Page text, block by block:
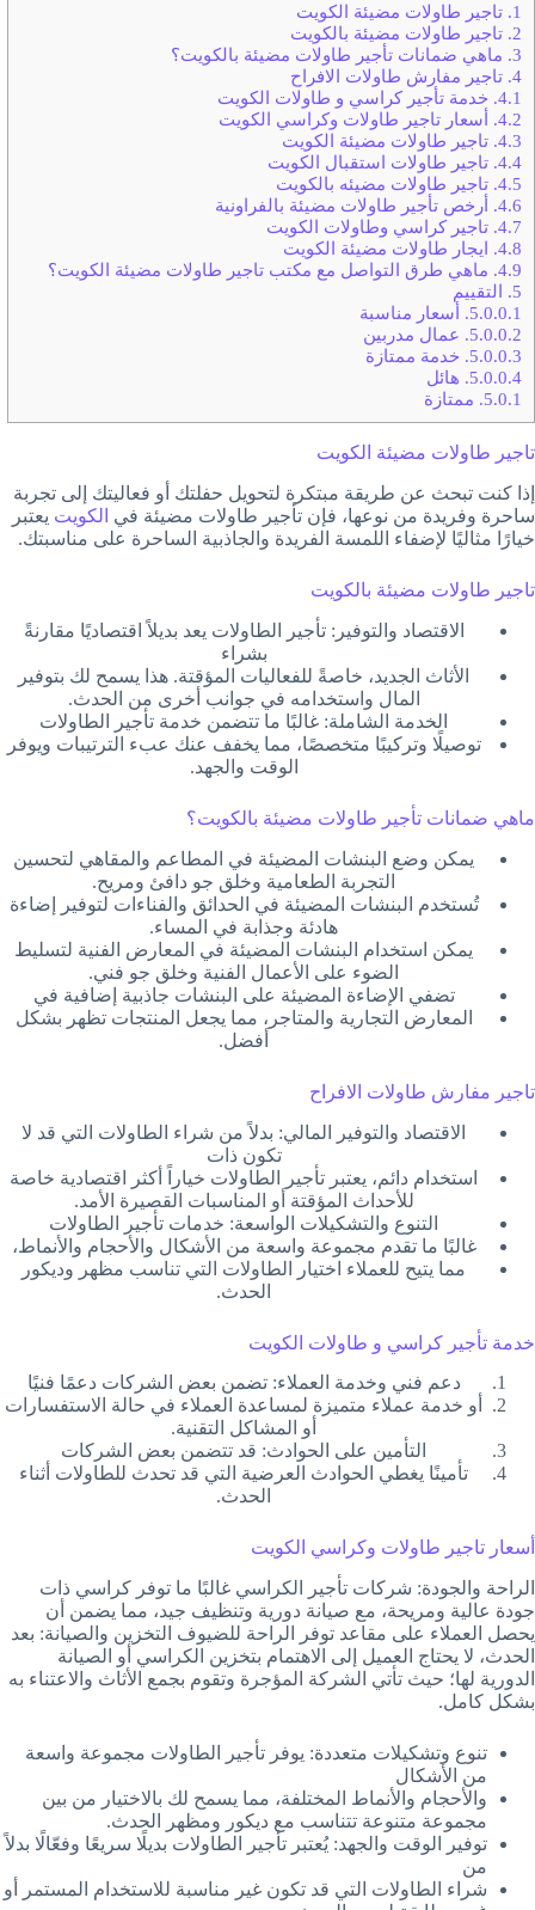
1. تاجير طاولات مضيئة الكويت
2. تاجير طاولات مضيئة بالكويت
3. ماهي ضمانات تأجير طاولات مضيئة بالكويت؟
4. تاجير مفارش طاولات الافراح
4.1. خدمة تأجير كراسي و طاولات الكويت
4.2. أسعار تاجير طاولات وكراسي الكويت
4.3. تاجير طاولات مضيئة الكويت
4.4. تاجير طاولات استقبال الكويت
4.5. تاجير طاولات مضيئه بالكويت
4.6. أرخص تأجير طاولات مضيئة بالفراونية
4.7. تاجير كراسي وطاولات الكويت
4.8. ايجار طاولات مضيئة الكويت
4.9. ماهي طرق التواصل مع مكتب تاجير طاولات مضيئة الكويت؟
5. التقييم
5.0.0.1. أسعار مناسبة
5.0.0.2. عمال مدربين
5.0.0.3. خدمة ممتازة
5.0.0.4. هائل
5.0.1. ممتازة
تاجير طاولات مضيئة الكويت
إذا كنت تبحث عن طريقة مبتكرة لتحويل حفلتك أو فعاليتك إلى تجربة
ساحرة وفريدة من نوعها، فإن تأجير طاولات مضيئة في الكويت يعتبر
خيارًا مثاليًا لإضفاء اللمسة الفريدة والجاذبية الساحرة على مناسبتك.
تاجير طاولات مضيئة بالكويت
الاقتصاد والتوفير: تأجير الطاولات يعد بديلاً اقتصاديًا مقارنةً
بشراء
الأثاث الجديد، خاصةً للفعاليات المؤقتة. هذا يسمح لك بتوفير
المال واستخدامه في جوانب أخرى من الحدث.
الخدمة الشاملة: غالبًا ما تتضمن خدمة تأجير الطاولات
توصيلًا وتركيبًا متخصصًا، مما يخفف عنك عبء الترتيبات ويوفر
الوقت والجهد.
ماهي ضمانات تأجير طاولات مضيئة بالكويت؟
يمكن وضع البنشات المضيئة في المطاعم والمقاهي لتحسين
التجربة الطعامية وخلق جو دافئ ومريح.
تُستخدم البنشات المضيئة في الحدائق والفناءات لتوفير إضاءة
هادئة وجذابة في المساء.
يمكن استخدام البنشات المضيئة في المعارض الفنية لتسليط
الضوء على الأعمال الفنية وخلق جو فني.
تضفي الإضاءة المضيئة على البنشات جاذبية إضافية في
المعارض التجارية والمتاجر، مما يجعل المنتجات تظهر بشكل
أفضل.
تاجير مفارش طاولات الافراح
الاقتصاد والتوفير المالي: بدلاً من شراء الطاولات التي قد لا
تكون ذات
استخدام دائم، يعتبر تأجير الطاولات خياراً أكثر اقتصادية خاصة
للأحداث المؤقتة أو المناسبات القصيرة الأمد.
التنوع والتشكيلات الواسعة: خدمات تأجير الطاولات
غالبًا ما تقدم مجموعة واسعة من الأشكال والأحجام والأنماط،
مما يتيح للعملاء اختيار الطاولات التي تناسب مظهر وديكور
الحدث.
خدمة تأجير كراسي و طاولات الكويت
دعم فني وخدمة العملاء: تضمن بعض الشركات دعمًا فنيًا
أو خدمة عملاء متميزة لمساعدة العملاء في حالة الاستفسارات
أو المشاكل التقنية.
التأمين على الحوادث: قد تتضمن بعض الشركات
تأمينًا يغطي الحوادث العرضية التي قد تحدث للطاولات أثناء
الحدث.
أسعار تاجير طاولات وكراسي الكويت
الراحة والجودة: شركات تأجير الكراسي غالبًا ما توفر كراسي ذات
جودة عالية ومريحة، مع صيانة دورية وتنظيف جيد، مما يضمن أن
يحصل العملاء على مقاعد توفر الراحة للضيوف التخزين والصيانة: بعد
الحدث، لا يحتاج العميل إلى الاهتمام بتخزين الكراسي أو الصيانة
الدورية لها؛ حيث تأتي الشركة المؤجرة وتقوم بجمع الأثاث والاعتناء به
بشكل كامل.
تنوع وتشكيلات متعددة: يوفر تأجير الطاولات مجموعة واسعة
من الأشكال
والأحجام والأنماط المختلفة، مما يسمح لك بالاختيار من بين
مجموعة متنوعة تتناسب مع ديكور ومظهر الحدث.
توفير الوقت والجهد: يُعتبر تأجير الطاولات بديلًا سريعًا وفعّالًا بدلاً
من
شراء الطاولات التي قد تكون غير مناسبة للاستخدام المستمر أو